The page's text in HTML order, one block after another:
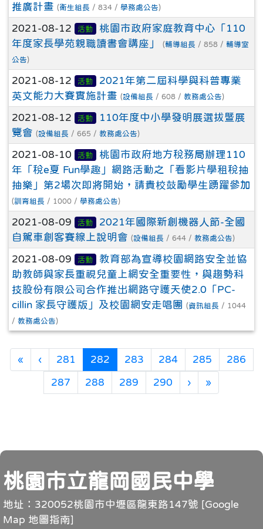
推廣計畫 (衛生組長 / 834 / 學務處公告)
2021-08-12 活動
桃園市政府家庭教育中心「110
年度家長學苑親職讀書會講座」
(輔導組長 / 858 / 輔導室
公告)
2021-08-12 活動
2021年第二屆科學與科普專業
英文能力大賽實施計畫 (設備組長 / 608 / 教務處公告)
2021-08-12 活動
110年度中小學發明展選拔暨展
覽會 (設備組長 / 665 / 教務處公告)
2021-08-10 活動
桃園市政府地方稅務局辦理110
年「稅e夏 Fun學趣」網路活動之「看影片學租稅抽
抽樂」第2場次即將開始，請貴校鼓勵學生踴躍參加
(訓育組長 / 1000 / 學務處公告)
2021-08-09 活動
2021年國際新創機器人節-全國
自駕車創客賽線上說明會 (設備組長 / 644 / 教務處公告)
2021-08-09 活動
教育部為宣導校園網路安全並協
助教師與家長重視兒童上網安全重要性，與趨勢科
技股份有限公司合作推出網路守護天使2.0「PC-
cillin 家長守護版」及校園網安走唱團
(資訊組長 / 1044
/ 教務處公告)
«第一頁
‹上一頁
281 282(目前頁次)
283 284 285 286
287 288 289 290 ›下一頁
»
頁尾
桃園市立龍岡國民中學
地址：320052桃園市中壢區龍東路147號 [Google
Map 地圖指南]